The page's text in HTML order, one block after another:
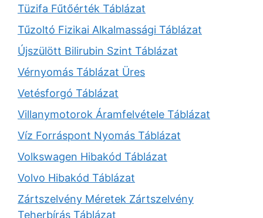
Tüzifa Fűtőérték Táblázat
Tűzoltó Fizikai Alkalmassági Táblázat
Újszülött Bilirubin Szint Táblázat
Vérnyomás Táblázat Üres
Vetésforgó Táblázat
Villanymotorok Áramfelvétele Táblázat
Víz Forráspont Nyomás Táblázat
Volkswagen Hibakód Táblázat
Volvo Hibakód Táblázat
Zártszelvény Méretek Zártszelvény
Teherbírás Táblázat